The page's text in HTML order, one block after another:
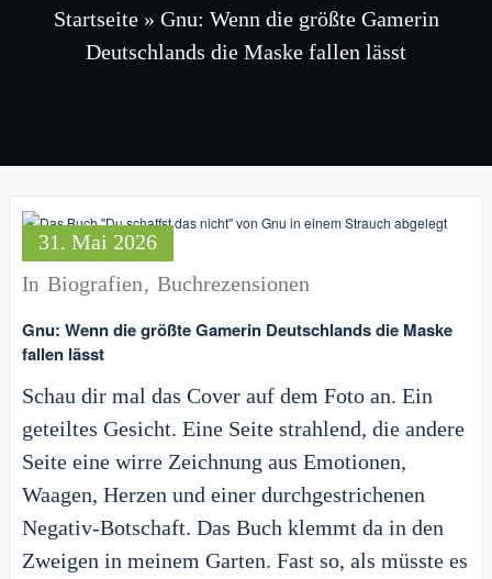
Startseite» Gnu: Wenn die größte Gamerin
Deutschlands die Maske fallen lässt
31. Mai 2026
In Biografien, Buchrezensionen
Gnu: Wenn die größte Gamerin Deutschlands die Maske
fallen lässt
Schau dir mal das Cover auf dem Foto an. Ein
geteiltes Gesicht. Eine Seite strahlend, die andere
Seite eine wirre Zeichnung aus Emotionen,
Waagen, Herzen und einer durchgestrichenen
Negativ-Botschaft. Das Buch klemmt da in den
Zweigen in meinem Garten. Fast so, als müsste es